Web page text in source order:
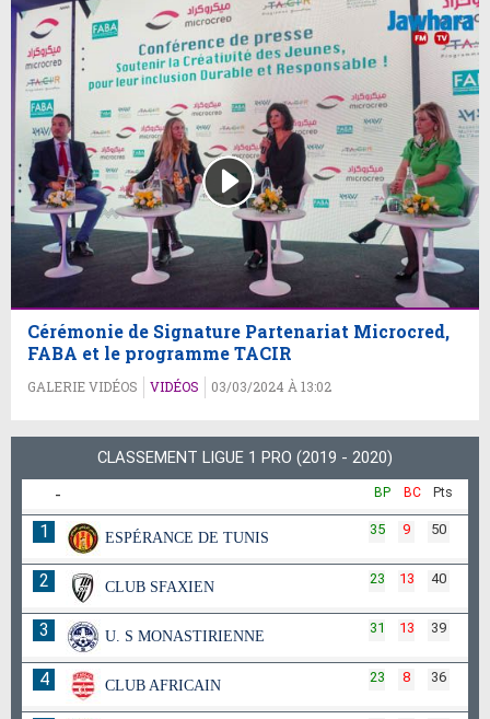
Cérémonie de Signature Partenariat Microcred,
FABA et le programme TACIR
GALERIE VIDÉOS VIDÉOS 03/03/2024 À 13:02
CLASSEMENT LIGUE 1 PRO (2019 - 2020)
- Pts
BC
BP
1 ESPÉRANCE DE TUNIS
50
9
35
2 CLUB SFAXIEN
40
13
23
3 U. S MONASTIRIENNE
39
13
31
4 CLUB AFRICAIN
36
8
23